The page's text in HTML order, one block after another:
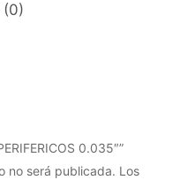
(0)
0.035″”
no será publicada. Los